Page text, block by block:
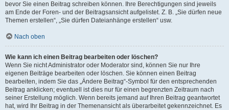
bevor Sie einen Beitrag schreiben können. Ihre Berechtigungen sind jeweils
am Ende der Foren- und der Beitragsansicht aufgelistet. Z. B. „Sie dürfen neue
Themen erstellen“, „Sie dürfen Dateianhänge erstellen“ usw.
Nach oben
Wie kann ich einen Beitrag bearbeiten oder löschen?
Wenn Sie nicht Administrator oder Moderator sind, können Sie nur Ihre
eigenen Beiträge bearbeiten oder löschen. Sie können einen Beitrag
bearbeiten, indem Sie das „Ändere Beitrag“-Symbol für den entsprechenden
Beitrag anklicken; eventuell ist dies nur für einen begrenzten Zeitraum nach
seiner Erstellung möglich. Wenn bereits jemand auf Ihren Beitrag geantwortet
hat, wird Ihr Beitrag in der Themenansicht als überarbeitet gekennzeichnet. Es